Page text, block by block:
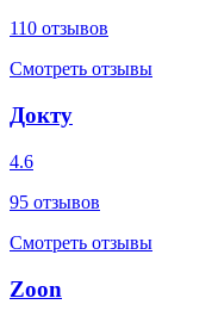
110 отзывов
Смотреть отзывы
Докту
4.6
95 отзывов
Смотреть отзывы
Zoon